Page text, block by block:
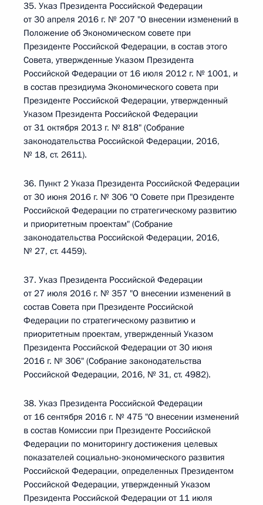
35. Указ Президента Российской Федерации
от 30 апреля 2016 г. № 207 "О внесении изменений в
Положение об Экономическом совете при
Президенте Российской Федерации, в состав этого
Совета, утвержденные Указом Президента
Российской Федерации от 16 июля 2012 г. № 1001, и
в состав президиума Экономического совета при
Президенте Российской Федерации, утвержденный
Указом Президента Российской Федерации
от 31 октября 2013 г. № 818" (Собрание
законодательства Российской Федерации, 2016,
№ 18, ст. 2611).
36. Пункт 2 Указа Президента Российской Федерации
от 30 июня 2016 г. № 306 "О Совете при Президенте
Российской Федерации по стратегическому развитию
и приоритетным проектам" (Собрание
законодательства Российской Федерации, 2016,
№ 27, ст. 4459).
37. Указ Президента Российской Федерации
от 27 июля 2016 г. № 357 "О внесении изменений в
состав Совета при Президенте Российской
Федерации по стратегическому развитию и
приоритетным проектам, утвержденный Указом
Президента Российской Федерации от 30 июня
2016 г. № 306" (Собрание законодательства
Российской Федерации, 2016, № 31, ст. 4982).
38. Указ Президента Российской Федерации
от 16 сентября 2016 г. № 475 "О внесении изменений
в состав Комиссии при Президенте Российской
Федерации по мониторингу достижения целевых
показателей социально-экономического развития
Российской Федерации, определенных Президентом
Российской Федерации, утвержденный Указом
Президента Российской Федерации от 11 июля